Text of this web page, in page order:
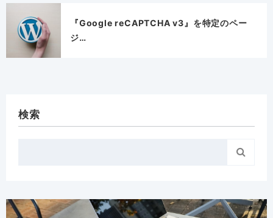
『Google reCAPTCHA v3』を特定のペー
ジ…
検索
